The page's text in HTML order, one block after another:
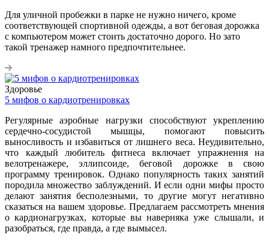
Для уличной пробежки в парке не нужно ничего, кроме
соответствующей спортивной одежды, а вот беговая дорожка
с компьютером может стоить достаточно дорого. Но зато
такой тренажер намного предпочтительнее.
Здоровье
5 мифов о кардиотренировках
Регулярные аэробные нагрузки способствуют укреплению
сердечно-сосудистой мышцы, помогают повысить
выносливость и избавиться от лишнего веса. Неудивительно,
что каждый любитель фитнеса включает упражнения на
велотренажере, эллипсоиде, беговой дорожке в свою
программу тренировок. Однако популярность таких занятий
породила множество заблуждений. И если одни мифы просто
делают занятия бесполезными, то другие могут негативно
сказаться на вашем здоровье. Предлагаем рассмотреть мнения
о кардионагрузках, которые вы наверняка уже слышали, и
разобраться, где правда, а где вымысел.